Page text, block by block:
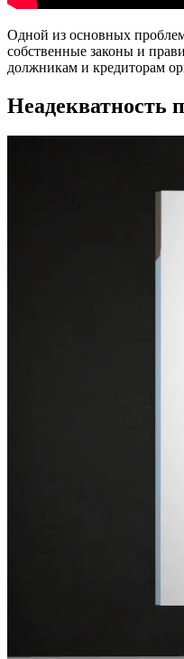
Одной из основных проблем
собственные законы и
должникам и кредиторам
Неадекватность